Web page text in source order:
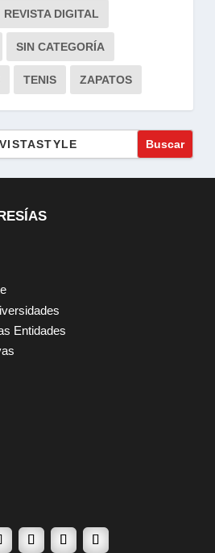
REVISTA DIGITAL
SIN CATEGORÍA
TENIS ZAPATOS
Entidades